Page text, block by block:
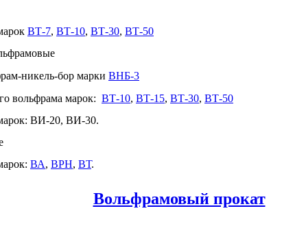
ВТ-7, ВТ-10, ВТ-30, ВТ-50
никель-бор марки ВНБ-3
вольфрама марок: ВТ-10, ВТ-15, ВТ-30, ВТ-50
ВИ-20, ВИ-30.
ВА, ВРН, ВТ.
Вольфрамовый прокат